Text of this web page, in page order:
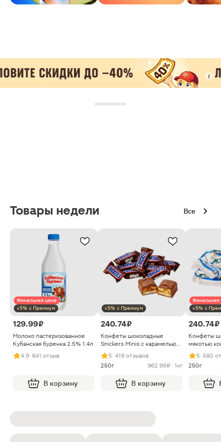
Товары недели Все
Финальная цена
+5% с Премиум
129.99 ₽
Молоко пастеризованное
Кубанская буренка 2.5% 1.4л
4.9· 641 отзыв
В корзину
+5% с Премиум
240.74 ₽
Конфеты шоколадные
Snickers Minis с карамелью
арахисом и нугой
5· 419 отзывов
250г
962.99 ₽ · 1кг
В корзину
Финальная
+5% с
240.74 ₽
Конфеты
мякотью
5· 580
250г